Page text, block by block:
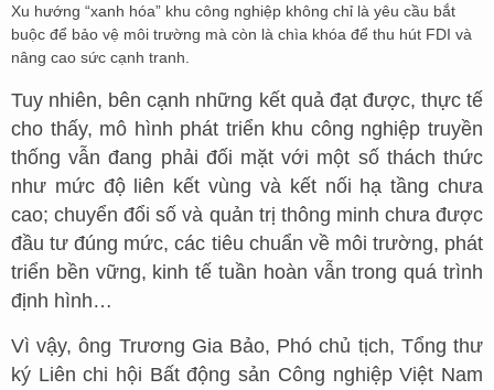
Xu hướng “xanh hóa” khu công nghiệp không chỉ là yêu cầu bắt
buộc để bảo vệ môi trường mà còn là chìa khóa để thu hút FDI và
nâng cao sức cạnh tranh.
Tuy nhiên, bên cạnh những kết quả đạt được, thực tế
cho thấy, mô hình phát triển khu công nghiệp truyền
thống vẫn đang phải đối mặt với một số thách thức
như mức độ liên kết vùng và kết nối hạ tầng chưa
cao; chuyển đổi số và quản trị thông minh chưa được
đầu tư đúng mức, các tiêu chuẩn về môi trường, phát
triển bền vững, kinh tế tuần hoàn vẫn trong quá trình
định hình…
Vì vậy, ông Trương Gia Bảo, Phó chủ tịch, Tổng thư
ký Liên chi hội Bất động sản Công nghiệp Việt Nam